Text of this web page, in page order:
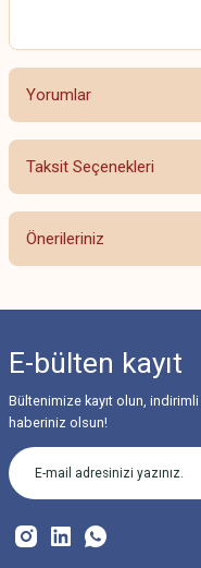
Yorumlar
Bu
Taksit Seçenekleri
Önerileriniz
Görüş ve önerileriniz için
Ürün resmi kalitesiz,
Ürün açıklamasında
Ürün bilgilerinde hatalar
Bu ürüne benzer farklı
E-bülten kayıt
Bültenimize kayıt olun,
haberiniz olsun!